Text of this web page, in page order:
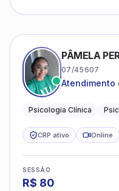
PÂMELA
07/45607
Atendimento
crianças
Psicologia Clínica
CRP ativo Online
SESSÃO
R$ 80